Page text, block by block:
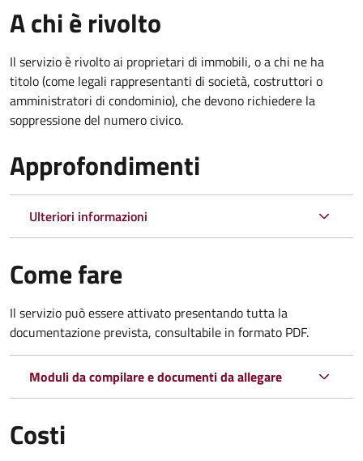
A chi è rivolto
Il servizio è rivolto ai proprietari di immobili, o a chi ne ha
titolo (come legali rappresentanti di società, costruttori o
amministratori di condominio), che devono richiedere la
soppressione del numero civico.
Approfondimenti
Ulteriori informazioni
Come fare
Il servizio può essere attivato presentando tutta la
documentazione prevista, consultabile in formato PDF.
Moduli da compilare e documenti da allegare
Costi